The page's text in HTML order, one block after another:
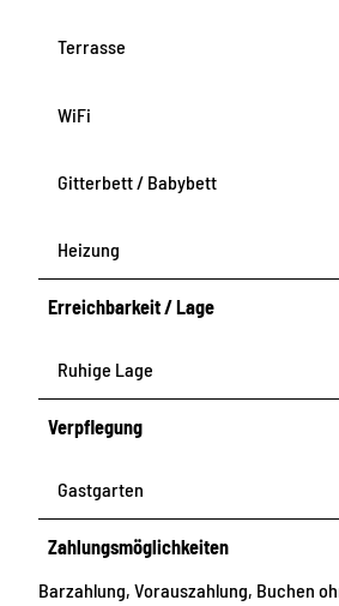
Terrasse
WiFi
Gitterbett / Babybett
Heizung
Erreichbarkeit / Lage
Ruhige Lage
Verpflegung
Gastgarten
Zahlungsmöglichkeiten
Barzahlung, Vorauszahlung, Buchen